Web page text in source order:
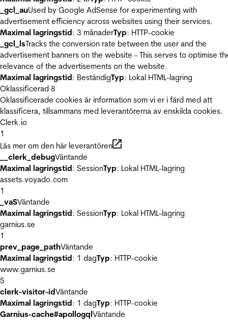
_gcl_auUsed by Google AdSense for experimenting with
advertisement efficiency across websites using their services.
Maximal lagringstid: 3 månaderTyp: HTTP-cookie
_gcl_lsTracks the conversion rate between the user and the
advertisement banners on the website - This serves to optimise
relevance of the advertisements on the website.
Maximal lagringstid: BeständigTyp: Lokal HTML-lagring
Oklassificerad 8
Oklassificerade cookies är information som vi er i färd med att
klassificera, tillsammans med leverantörerna av enskilda cookies.
Clerk.io
1
Läs mer om den här leverantören
__clerk_debugVäntande
Maximal lagringstid: SessionTyp: Lokal HTML-lagring
assets.voyado.com
1
_vaSVäntande
Maximal lagringstid: SessionTyp: Lokal HTML-lagring
garnius.se
1
prev_page_pathVäntande
Maximal lagringstid: 1 dagTyp: HTTP-cookie
www.garnius.se
5
clerk-visitor-idVäntande
Maximal lagringstid: 1 dagTyp: HTTP-cookie
Garnius-cache#apollogqlVäntande